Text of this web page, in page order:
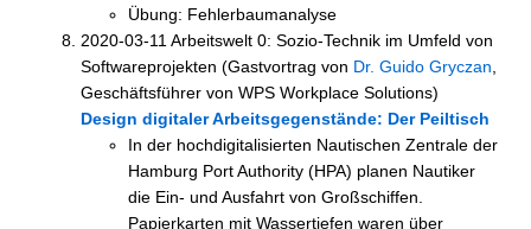
Übung: Fehlerbaumanalyse
2020-03-11 Arbeitswelt 0: Sozio-Technik im Umfeld von
Softwareprojekten (Gastvortrag von Dr. Guido Gryczan
Geschäftsführer von WPS Workplace Solutions)
Design digitaler Arbeitsgegenstände: Der Peiltisch
In der hochdigitalisierten Nautischen Zentrale der
Hamburg Port Authority (HPA) planen Nautiker
die Ein- und Ausfahrt von Großschiffen.
Papierkarten mit Wassertiefen waren über